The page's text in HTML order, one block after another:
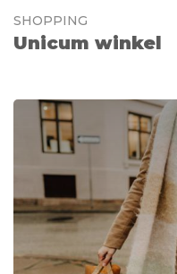
SHOPPING
Unicum winkel